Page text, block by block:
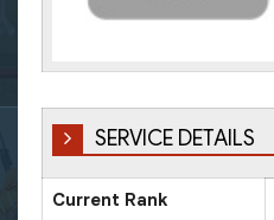
SERVICE DETAILS
Current Rank